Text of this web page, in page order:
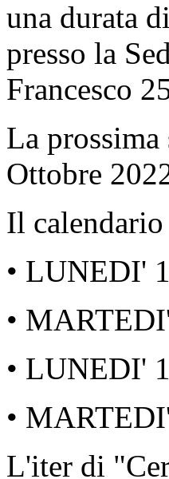
una durata
presso la
Francesco
La prossima
Ottobre
Il
• LUNEDI'
•
• LUNEDI'
•
L'iter di